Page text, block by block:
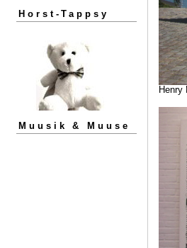
Horst-Tappsy
Muusik & Muuse
Henry